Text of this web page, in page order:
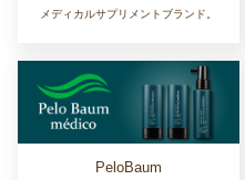
メディカルサプリメントブランド。
PeloBaum